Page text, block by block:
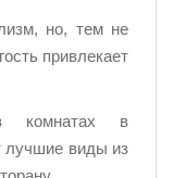
но, тем не
привлекает
комнатах в
лучшие виды из